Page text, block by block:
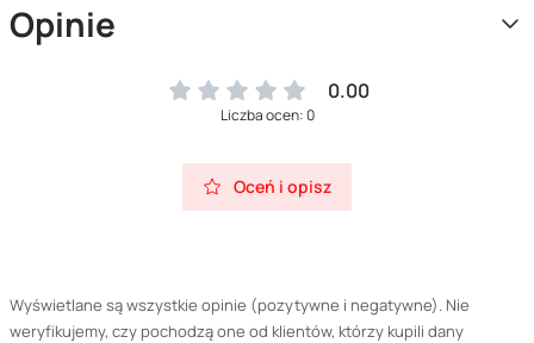
Opinie
0.00
Liczba ocen: 0
Oceń i opisz
Wyświetlane są wszystkie opinie (pozytywne i negatywne). Nie
weryfikujemy, czy pochodzą one od klientów, którzy kupili dany